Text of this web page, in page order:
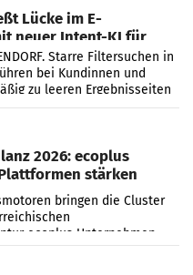
Lücke im E-
neuer Intent-KI für
Starre Filtersuchen in
bei Kundinnen und
zu leeren Ergebnisseiten
zu abgebrochenen
2026: ecoplus
stärken
bringen die Cluster
ecoplus Unternehmen
in den
Kunststoff, Mechatronik,